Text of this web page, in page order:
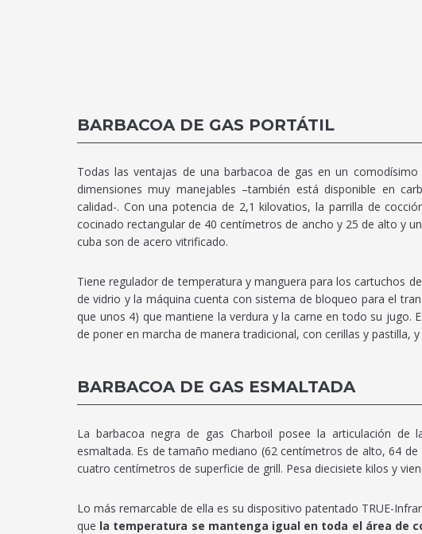
BARBACOA DE GAS PORTÁTIL
Todas las ventajas de una barbacoa de gas en un
dimensiones muy manejables –también está disponible en
calidad-. Con una potencia de 2,1 kilovatios, la parrilla de
cocinado rectangular de 40 centímetros de ancho y 25 de alto y
cuba son de acero vitrificado.
Tiene regulador de temperatura y manguera para los cartuchos
de vidrio y la máquina cuenta con sistema de bloqueo para el
que unos 4) que mantiene la verdura y la carne en todo su jugo.
de poner en marcha de manera tradicional, con cerillas y pastilla,
BARBACOA DE GAS ESMALTADA
La barbacoa negra de gas Charboil posee la articulación
esmaltada. Es de tamaño mediano (62 centímetros de alto, 64
cuatro centímetros de superficie de grill. Pesa diecisiete kilos y
Lo más remarcable de ella es su dispositivo patentado TRUE-
que la temperatura se mantenga igual en toda el área de